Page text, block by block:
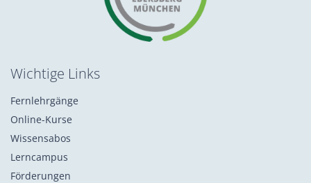
Wichtige Links
Fernlehrgänge
Online-Kurse
Wissensabos
Lerncampus
Förderungen